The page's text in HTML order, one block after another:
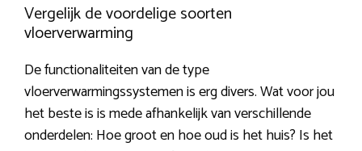
Vergelijk de voordelige soorten
vloerverwarming
De functionaliteiten van de type
vloerverwarmingssystemen is erg divers. Wat voor jou
het beste is is mede afhankelijk van verschillende
onderdelen: Hoe groot en hoe oud is het huis? Is het